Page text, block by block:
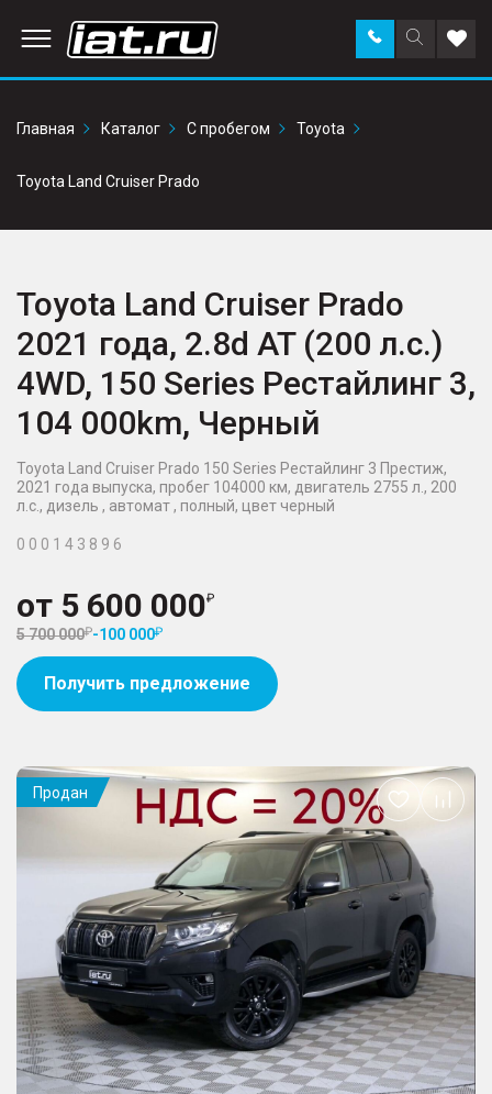
Поиск
по
Заказать
звонок в
Главная
Каталог С пробегом Toyota
Toyota Land Cruiser Prado
Toyota Land Cruiser Prado
2021 года, 2.8d AT (200 л.с.)
4WD, 150 Series Рестайлинг 3,
104 000km, Черный
Toyota Land Cruiser Prado 150 Series Рестайлинг 3 Престиж,
2021 года выпуска, пробег 104000 км, двигатель 2755 л., 200
л.с., дизель , автомат , полный, цвет черный
0 0 0 1 4 3 8 9 6
от 5 600 000
5 700 000 -100 000
Получить предложение
Продан
Добавить
в
избранное